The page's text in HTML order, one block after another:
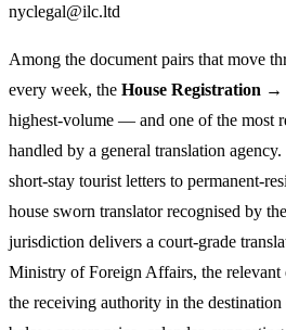
nyclegal@ilc.ltd
Among the document pairs that move
every week, the House Registration →
highest-volume — and one of the most
handled by a general translation
short-stay tourist letters to permanent-
house sworn translator recognised by
jurisdiction delivers a court-grade
Ministry of Foreign Affairs, the relevant
the receiving authority in the